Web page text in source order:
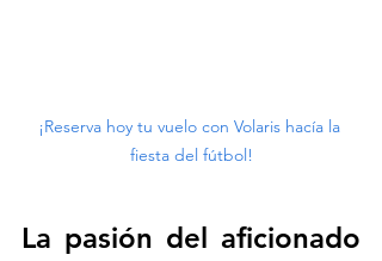
¡Reserva hoy tu vuelo con Volaris hacía la
fiesta del fútbol!
La pasión del aficionado